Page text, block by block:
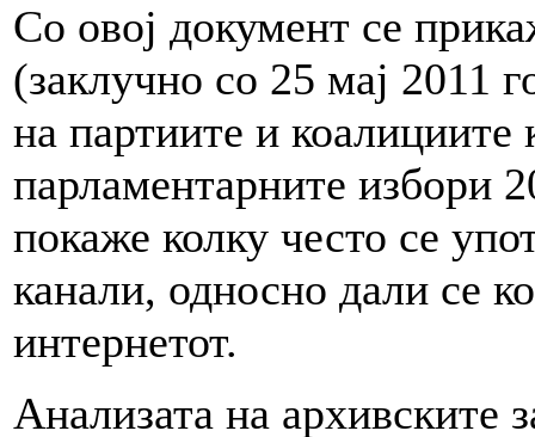
Со овој документ се
(заклучно со 25 мај 2011
на партиите и коалициите
парламентарните избори
покаже колку често се
канали, односно дали се
интернетот.
Анализата на архивските